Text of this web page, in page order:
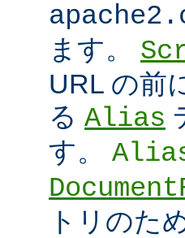
ます。
URL の前
る Alias
す。
トリのた